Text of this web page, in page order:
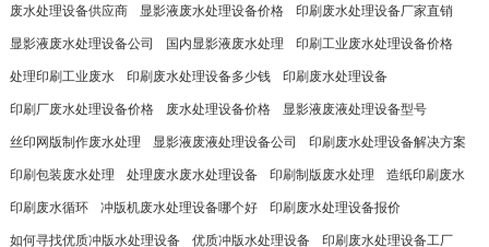
废水处理设备供应商 显影液废水处理设备价格 印刷废水处理设备厂家直销
显影液废水处理设备公司 国内显影液废水处理 印刷工业废水处理设备价格
处理印刷工业废水 印刷废水处理设备多少钱 印刷废水处理设备​
印刷厂废水处理设备价格 废水处理设备价格 显影液废液处理设备型号
丝印网版制作废水处理 显影液废液处理设备公司 印刷废水处理设备解决方案
印刷包装废水处理 处理废水废水处理设备 印刷制版废水处理 造纸印刷废水
印刷废水循环 冲版机废水处理设备哪个好 印刷废水处理设备报价
如何寻找优质冲版水处理设备 优质冲版水处理设备 印刷废水处理设备工厂